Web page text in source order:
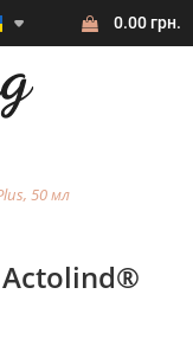
0.00 грн.
50 мл